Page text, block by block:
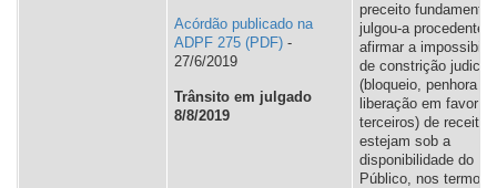
Acórdão publicado na
ADPF 275
-
27/6/2019
Trânsito em julgado
8/8/2019
preceito fundamental
julgou-a procedente
afirmar a
de constrição judicial
(bloqueio, penhora ou
liberação em favor de
terceiros) de
estejam sob a
disponibilidade do
Público, nos termos